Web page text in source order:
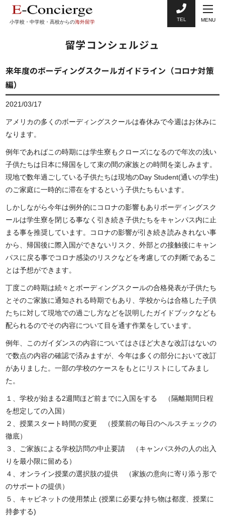
小学校・中学校・高校からの海外留学 TEL MENU
留学コンシェルジュ
来年度のボーディングスクールガイドライン（コロナ対策
編）
2021/03/17
アメリカの多くのボーディングスクールは春休みで今週はお休みに
なります。
例年であればこの時期には学生寮もクローズになるので年次の浅い
子供たちは日本に帰国をして束の間の家族との時間を楽しみます。
現地で数年過ごしている子供たちは現地のDay Student(通いの学生)
のご家庭に一時的に滞在をするという子供たちもいます。
しかしながら今年は例外的にコロナの影響もありボーディングスク
ールは学生寮を閉じる事なく引き続き子供たちをキャンパス内に止
まる事を推奨しています。コロナの影響が引き続き読みきれない事
から、帰国後に際入国ができないリスク、外部との接触後にキャン
パスに戻る事でコロナ感染のリスクなどを考慮しての判断であるこ
とは予想ができます。
丁度この時期は続々とボーディングスクールの合格発表が子供たち
とそのご家族に通知される時期でもあり、学校からは合格した子供
たちに対して現地での過ごし方などを説明したガイドブックなども
配られるのでその内容について目を通す作業をしています。
例年、このガイダンスの内容についてはさほど大きな改訂はないの
で数点の内容の確認で済みますが、今年は多くの部分において改訂
がありました。一部の学校のケースをもとにリストにしてみまし
た。
１、学校が始まる2週間ほど前までに入国をする （隔離期間日程
を想定しての入国）
２、授業スタート時間の変更 （授業前の毎日のヘルスチェックの
徹底）
３、ご家族による学校訪問の中止要請 （キャンパス外の人の出入
りを最小限に留める）
４、オンライン授業の選択肢の提供 （家族の意向に寄り添う形で
のサポートの提供）
５、キャビネットの使用禁止 (授業に必要な持ち物は都度、授業に
持参する)